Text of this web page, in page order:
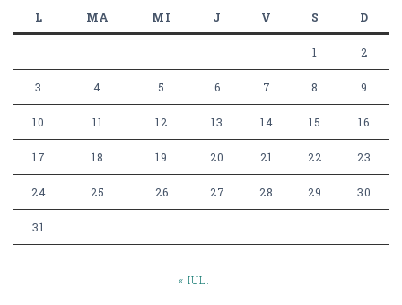
L MA MI J V S D
1 2
3 4 5 6 7 8 9
10 11 12 13 14 15 16
17 18 19 20 21 22 23
24 25 26 27 28 29 30
31
« IUL.